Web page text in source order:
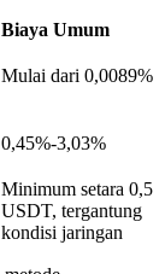
Biaya Umum
Mulai dari 0,0089%
0,45%-3,03%
Minimum setara 0,5
USDT, tergantung
kondisi jaringan